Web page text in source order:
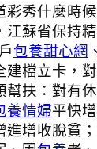
彩秀什麼時
江蘇省保持
包養甜心網
建檔立卡，
扶：對有
養情婦平快
進增收脫貧